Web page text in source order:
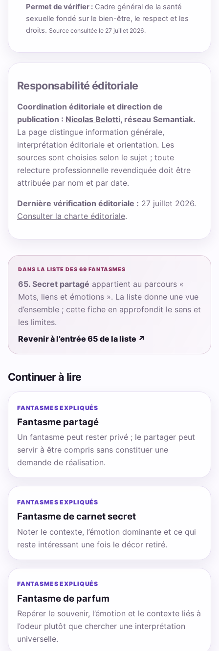
Permet de vérifier : Cadre général de la santé
sexuelle fondé sur le bien-être, le respect et les
droits. Source consultée le 27 juillet 2026.
Responsabilité éditoriale
Coordination éditoriale et direction de
publication : Nicolas Belotti, réseau Semantiak.
La page distingue information générale,
interprétation éditoriale et orientation. Les
sources sont choisies selon le sujet ; toute
relecture professionnelle revendiquée doit être
attribuée par nom et par date.
Dernière vérification éditoriale : 27 juillet 2026.
Consulter la charte éditoriale.
DANS LA LISTE DES 69 FANTASMES
65. Secret partagé appartient au parcours «
Mots, liens et émotions ». La liste donne une vue
d’ensemble ; cette fiche en approfondit le sens et
les limites.
Revenir à l’entrée 65 de la liste ↗
Continuer à lire
FANTASMES EXPLIQUÉS
Fantasme partagé
Un fantasme peut rester privé ; le partager peut
servir à être compris sans constituer une
demande de réalisation.
FANTASMES EXPLIQUÉS
Fantasme de carnet secret
Noter le contexte, l’émotion dominante et ce qui
reste intéressant une fois le décor retiré.
FANTASMES EXPLIQUÉS
Fantasme de parfum
Repérer le souvenir, l’émotion et le contexte liés à
l’odeur plutôt que chercher une interprétation
universelle.